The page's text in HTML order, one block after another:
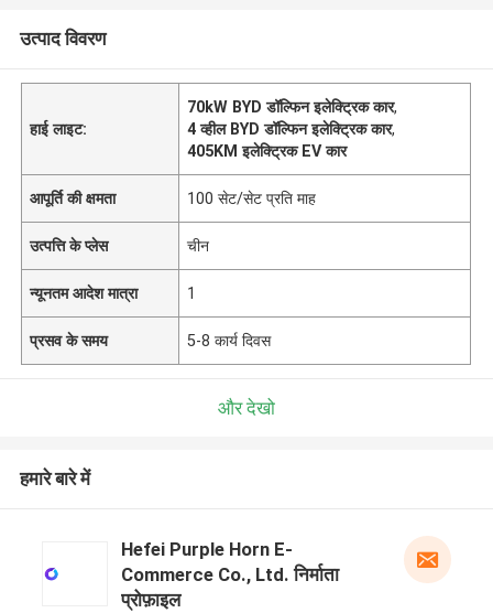
उत्पाद विवरण
हाई लाइट:
70kW BYD डॉल्फिन इलेक्ट्रिक कार,
4 व्हील BYD डॉल्फिन इलेक्ट्रिक कार,
405KM इलेक्ट्रिक EV कार
आपूर्ति की क्षमता 100 सेट/सेट प्रति माह
उत्पत्ति के प्लेस चीन
न्यूनतम आदेश मात्रा 1
प्रसव के समय 5-8 कार्य दिवस
और देखो
हमारे बारे में
Hefei Purple Horn E-
Commerce Co., Ltd. निर्माता
प्रोफ़ाइल